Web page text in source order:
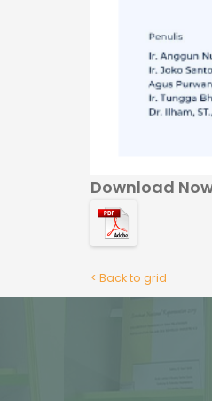
Download
< Back to grid